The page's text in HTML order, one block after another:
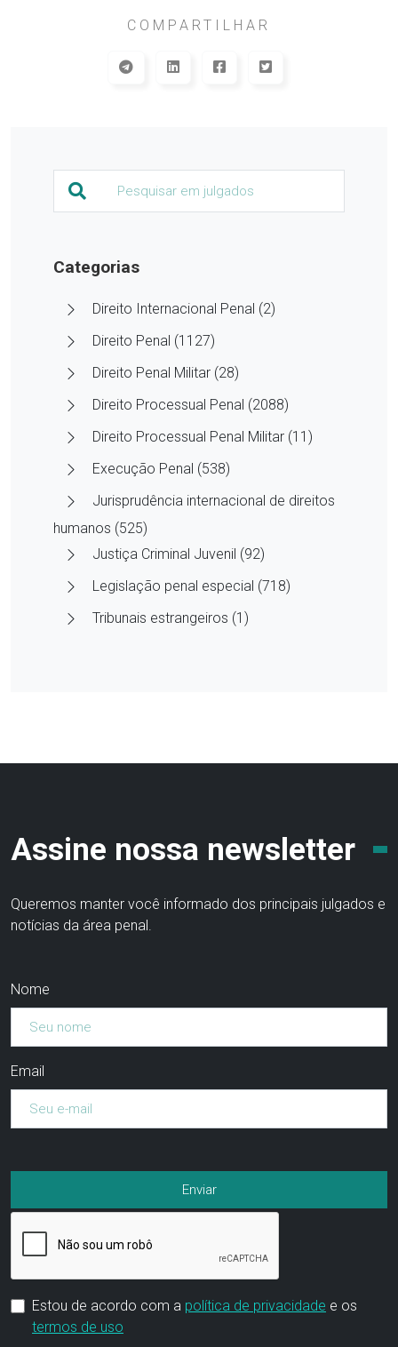
COMPARTILHAR
Categorias
Direito Internacional Penal (2)
Direito Penal (1127)
Direito Penal Militar (28)
Direito Processual Penal (2088)
Direito Processual Penal Militar (11)
Execução Penal (538)
Jurisprudência internacional de direitos
humanos (525)
Justiça Criminal Juvenil (92)
Legislação penal especial (718)
Tribunais estrangeiros (1)
Assine nossa newsletter
Queremos manter você informado dos principais julgados e
notícias da área penal.
Nome
Email
Estou de acordo com a política de privacidade e os
termos de uso